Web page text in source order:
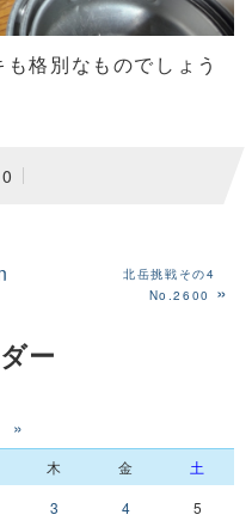
格別なものでしょう
北岳挑戦その4
No.2600
»
ー
»
木 金
土
3 4 5